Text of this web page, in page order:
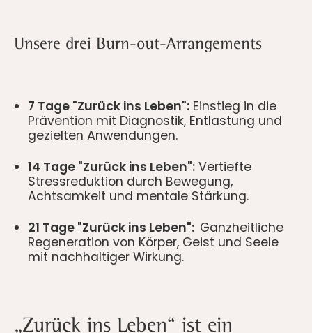
Unsere drei Burn-out-Arrangements
7 Tage "Zurück ins Leben": Einstieg in die
Prävention mit Diagnostik, Entlastung und
gezielten Anwendungen.
14 Tage "Zurück ins Leben": Vertiefte
Stressreduktion durch Bewegung,
Achtsamkeit und mentale Stärkung.
21 Tage "Zurück ins Leben": Ganzheitliche
Regeneration von Körper, Geist und Seele
mit nachhaltiger Wirkung.
„Zurück ins Leben“ ist ein